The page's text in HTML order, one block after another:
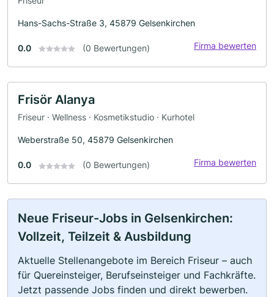
Hans-Sachs-Straße 3, 45879 Gelsenkirchen
0.0 (0 Bewertungen) Firma bewerten
Frisör Alanya
Friseur · Wellness · Kosmetikstudio · Kurhotel
Weberstraße 50, 45879 Gelsenkirchen
0.0 (0 Bewertungen) Firma bewerten
Neue Friseur-Jobs in Gelsenkirchen:
Vollzeit, Teilzeit & Ausbildung
Aktuelle Stellenangebote im Bereich Friseur – auch
für Quereinsteiger, Berufseinsteiger und Fachkräfte.
Jetzt passende Jobs finden und direkt bewerben.